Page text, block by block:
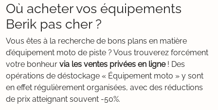
Où acheter vos équipements
Berik pas cher ?
Vous êtes à la recherche de bons plans en matière
d’équipement moto de piste ? Vous trouverez forcément
votre bonheur via les ventes privées en ligne! Des
opérations de déstockage « Équipement moto » y sont
en effet régulièrement organisées, avec des réductions
de prix atteignant souvent -50%.